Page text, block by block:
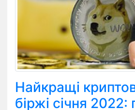
Найкращі
біржі січня 2022: